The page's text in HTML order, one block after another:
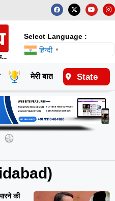
Select Language :
हिन्दी ▼
मेरी बात राष्ट्रीय
State
की